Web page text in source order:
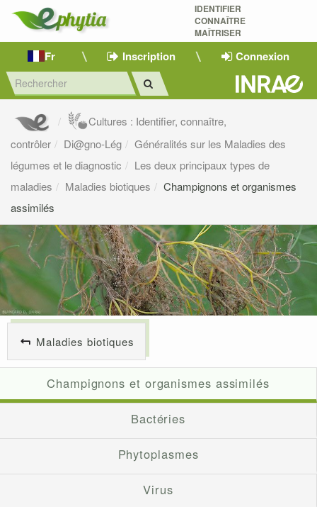
IDENTIFIER
CONNAÎTRE
MAÎTRISER
Fr Inscription Connexion
Cultures : Identifier, connaître,
contrôler
Di@gno-Lég
Généralités sur les Maladies des
légumes et le diagnostic
Les deux principaux types de
maladies
Maladies biotiques
Champignons et organismes
assimilés
Maladies biotiques
Champignons et organismes assimilés
Bactéries
Phytoplasmes
Virus